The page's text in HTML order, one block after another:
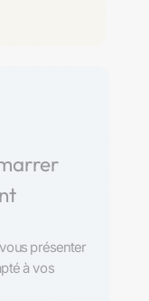
présenter
à vos